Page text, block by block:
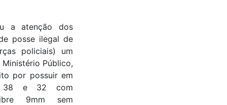
a atenção dos
posse ilegal de
policiais) um
Público,
por possuir em
38 e 32 com
9mm sem